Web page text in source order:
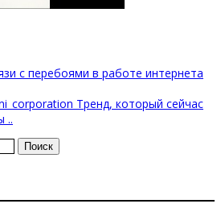
с перебоями в работе интернета
Тренд, который сейчас
..